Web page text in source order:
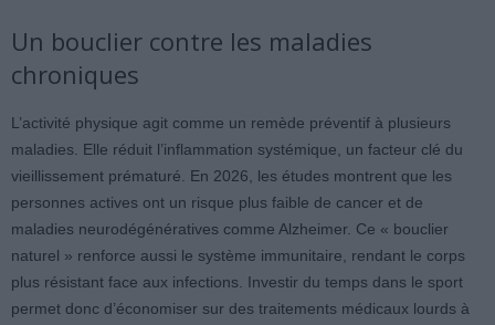
Un bouclier contre les maladies
chroniques
L’activité physique agit comme un remède préventif à plusieurs
maladies. Elle réduit l’inflammation systémique, un facteur clé du
vieillissement prématuré. En 2026, les études montrent que les
personnes actives ont un risque plus faible de cancer et de
maladies neurodégénératives comme Alzheimer. Ce « bouclier
naturel » renforce aussi le système immunitaire, rendant le corps
plus résistant face aux infections. Investir du temps dans le sport
permet donc d’économiser sur des traitements médicaux lourds à